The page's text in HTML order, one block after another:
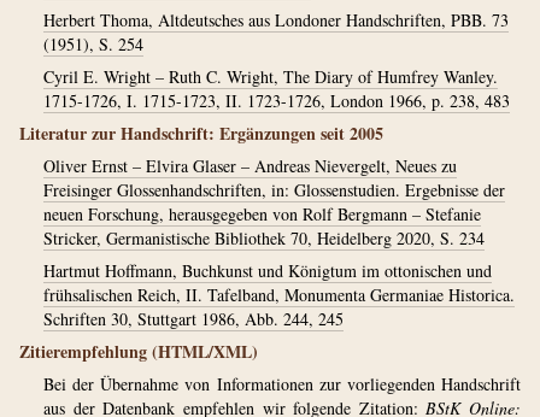
Herbert Thoma, Altdeutsches aus Londoner Handschriften, PBB. 73
(1951), S. 254
Cyril E. Wright – Ruth C. Wright, The Diary of Humfrey Wanley.
1715-1726, I. 1715-1723, II. 1723-1726, London 1966, p. 238, 483
Literatur zur Handschrift: Ergänzungen seit 2005
Oliver Ernst – Elvira Glaser – Andreas Nievergelt, Neues zu
Freisinger Glossenhandschriften, in: Glossenstudien. Ergebnisse der
neuen Forschung, herausgegeben von Rolf Bergmann – Stefanie
Stricker, Germanistische Bibliothek 70, Heidelberg 2020, S. 234
Hartmut Hoffmann, Buchkunst und Königtum im ottonischen und
frühsalischen Reich, II. Tafelband, Monumenta Germaniae Historica.
Schriften 30, Stuttgart 1986, Abb. 244, 245
Zitierempfehlung (HTML/XML)
Bei der Übernahme von Informationen zur vorliegenden Handschrift
aus der Datenbank empfehlen wir folgende Zitation:BStK Online: